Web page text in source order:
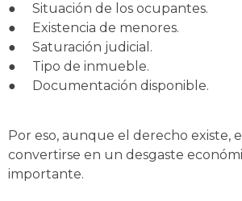
● Situación de los ocupantes.
● Existencia de menores.
● Saturación judicial.
● Tipo de inmueble.
● Documentación disponible.
Por eso, aunque el derecho existe,
convertirse en un desgaste
importante.